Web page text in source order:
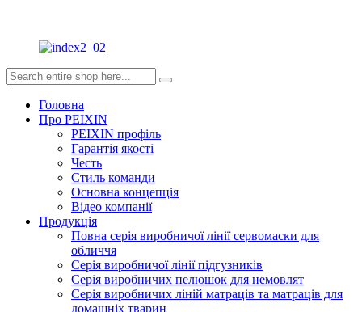
Головна
Про PEIXIN
PEIXIN профіль
Гарантія якості
Честь
Стиль команди
Основна концепція
Відео компанії
Продукція
Повна серія виробничої лінії сервомаски для
обличчя
Серія виробничої лінії підгузників
Серія виробничих пелюшок для немовлят
Серія виробничих ліній матраців та матраців для
домашніх тварин